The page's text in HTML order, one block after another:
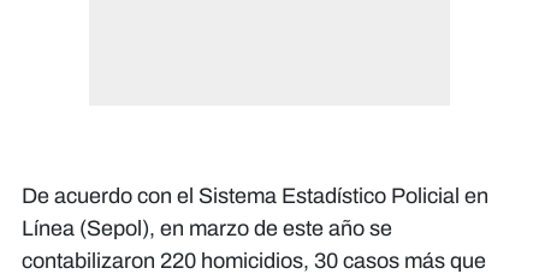
De acuerdo con el Sistema Estadístico Policial en
Línea (Sepol), en marzo de este año se
contabilizaron 220 homicidios, 30 casos más que